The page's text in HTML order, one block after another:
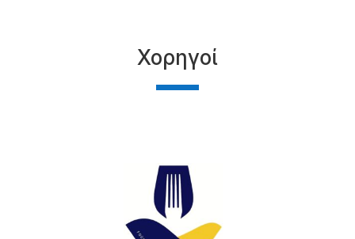
Χορηγοί